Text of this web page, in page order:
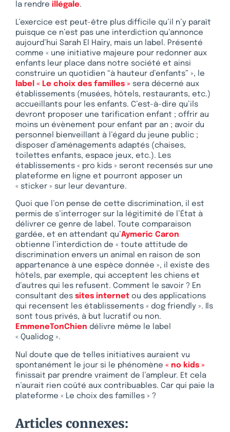
la rendre illégale.
L’exercice est peut-être plus difficile qu’il n’y paraît
puisque ce n’est pas une interdiction qu’annonce
aujourd’hui Sarah El Haïry, mais un label. Présenté
comme « une initiative majeure pour redonner aux
enfants leur place dans notre société et ainsi
construire un quotidien “à hauteur d’enfants” », le
label « Le choix des familles » sera décerné aux
établissements (musées, hôtels, restaurants, etc.)
accueillants pour les enfants. C’est-à-dire qu’ils
devront proposer une tarification enfant ; offrir au
moins un évènement pour enfant par an ; avoir du
personnel bienveillant à l’égard du jeune public ;
disposer d’aménagements adaptés (chaises,
toilettes enfants, espace jeux, etc.). Les
établissements « pro kids » seront recensés sur une
plateforme en ligne et pourront apposer un
« sticker » sur leur devanture.
Quoi que l’on pense de cette discrimination, il est
permis de s’interroger sur la légitimité de l’État à
délivrer ce genre de label. Toute comparaison
gardée, et en attendant qu’Aymeric Caron
obtienne l’interdiction de « toute attitude de
discrimination envers un animal en raison de son
appartenance à une espèce donnée », il existe des
hôtels, par exemple, qui acceptent les chiens et
d’autres qui les refusent. Comment le savoir ? En
consultant des sites internet ou des applications
qui recensent les établissements « dog friendly ». Ils
sont tous privés, à but lucratif ou non.
EmmeneTonChien délivre même le label
« Qualidog ».
Nul doute que de telles initiatives auraient vu
spontanément le jour si le phénomène « no kids »
finissait par prendre vraiment de l’ampleur. Et cela
n’aurait rien coûté aux contribuables. Car qui paie la
plateforme « Le choix des familles » ?
Articles connexes: